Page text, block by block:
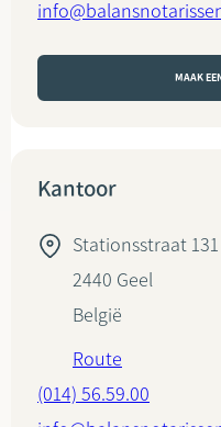
MAAK
Kantoor
Stationsstraat 131
2440 Geel
België
Route
(014) 56.59.00